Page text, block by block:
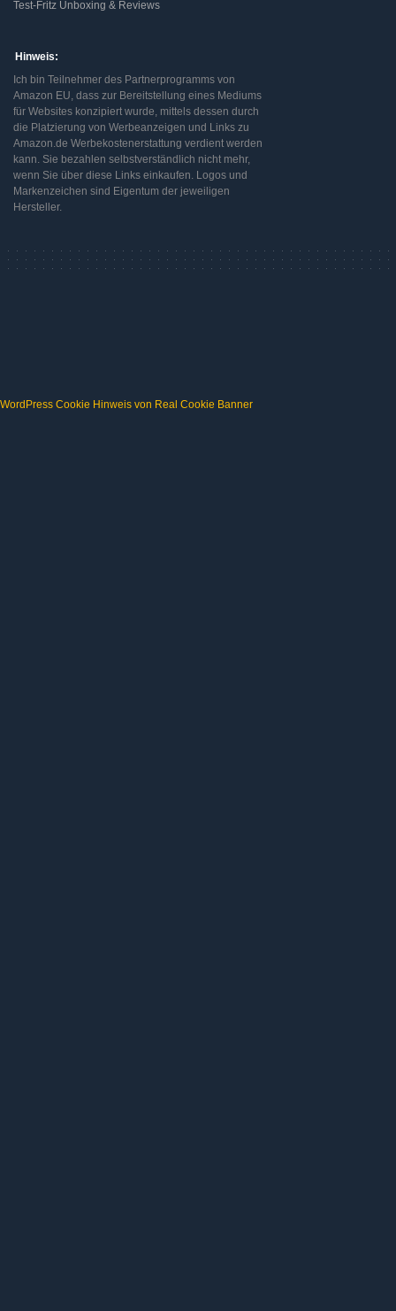
Test-Fritz Unboxing & Reviews
Hinweis:
Ich bin Teilnehmer des Partnerprogramms von
Amazon EU, dass zur Bereitstellung eines Mediums
für Websites konzipiert wurde, mittels dessen durch
die Platzierung von Werbeanzeigen und Links zu
Amazon.de Werbekostenerstattung verdient werden
kann. Sie bezahlen selbstverständlich nicht mehr,
wenn Sie über diese Links einkaufen. Logos und
Markenzeichen sind Eigentum der jeweiligen
Hersteller.
WordPress Cookie Hinweis von Real Cookie Banner